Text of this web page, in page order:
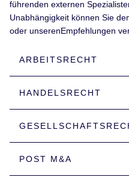
führenden externen
Unabhängigkeit können Sie
oder unserenEmpfehlungen
ARBEITSRECHT
HANDELSRECHT
POST M&A